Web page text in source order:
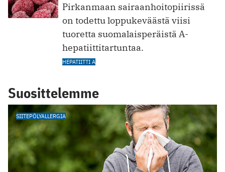
Pirkanmaan sairaanhoitopiirissä
on todettu loppukeväästä viisi
tuoretta suomalaisperäistä A-
hepatiittitartuntaa.
HEPATIITTI A
Suosittelemme
SIITEPÖLYALLERGIA